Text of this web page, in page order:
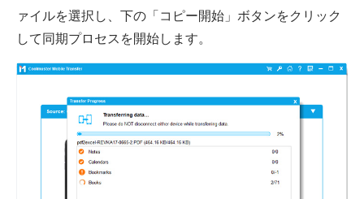
ァイルを選択し、下の「コピー開始」ボタンをクリック
して同期プロセスを開始します。